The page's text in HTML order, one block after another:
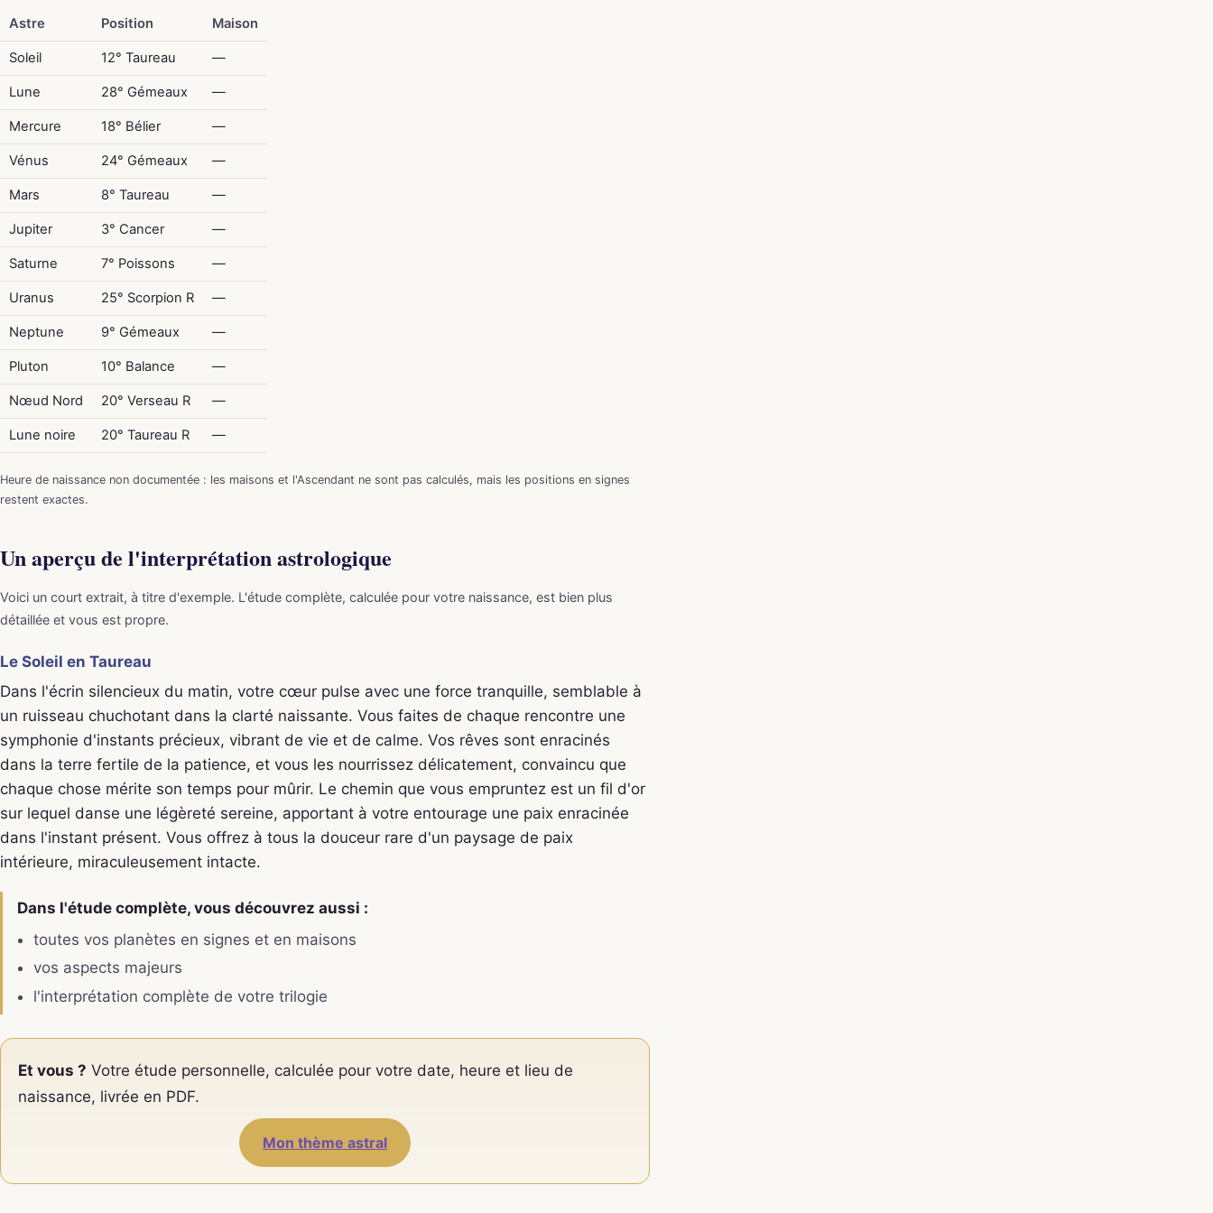
Astre Position Maison
Soleil 12° Taureau —
Lune 28° Gémeaux —
Mercure 18° Bélier —
Vénus 24° Gémeaux —
Mars 8° Taureau —
Jupiter 3° Cancer —
Saturne 7° Poissons —
Uranus 25° Scorpion R —
Neptune 9° Gémeaux —
Pluton 10° Balance —
Nœud Nord 20° Verseau R —
Lune noire 20° Taureau R —
Heure de naissance non documentée : les maisons et l'Ascendant ne sont pas calculés, mais les positions en signes
restent exactes.
Un aperçu de l'interprétation astrologique
Voici un court extrait, à titre d'exemple. L'étude complète, calculée pour votre naissance, est bien plus
détaillée et vous est propre.
Le Soleil en Taureau
Dans l'écrin silencieux du matin, votre cœur pulse avec une force tranquille, semblable à
un ruisseau chuchotant dans la clarté naissante. Vous faites de chaque rencontre une
symphonie d'instants précieux, vibrant de vie et de calme. Vos rêves sont enracinés
dans la terre fertile de la patience, et vous les nourrissez délicatement, convaincu que
chaque chose mérite son temps pour mûrir. Le chemin que vous empruntez est un fil d'or
sur lequel danse une légèreté sereine, apportant à votre entourage une paix enracinée
dans l'instant présent. Vous offrez à tous la douceur rare d'un paysage de paix
intérieure, miraculeusement intacte.
Dans l'étude complète, vous découvrez aussi :
toutes vos planètes en signes et en maisons
vos aspects majeurs
l'interprétation complète de votre trilogie
Et vous ? Votre étude personnelle, calculée pour votre date, heure et lieu de
naissance, livrée en PDF.
Mon thème astral